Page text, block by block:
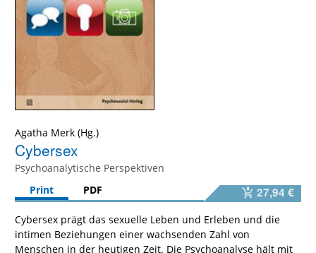
Agatha Merk
Cybersex
Psychoanalytische Perspektiven
Print
PDF 27,94 €
Cybersex prägt das sexuelle Leben und Erleben und die
intimen Beziehungen einer wachsenden Zahl von
Menschen in der heutigen Zeit. Die Psychoanalyse hält mit